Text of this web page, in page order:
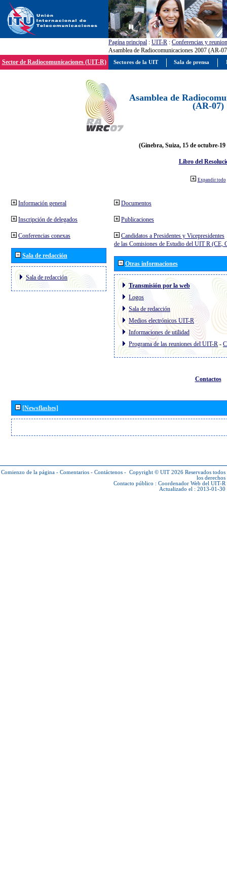
Pagína principal : UIT-R : Conferencias y
Asamblea de Radiocomunicaciones 2007 (AR-
Sector de Radiocomunicaciones (UIT-R)
Asamblea de
(AR-07)
(Ginebra, Suiza, 15 de octubre-19
Libro del
Expandir todo
Información general
Inscripción de delegados
Conferencias conexas
Sala de redacción
Sala de redacción
Documentos
Publicaciones
Candidatos a Presidentes y Vicepresidentes
de las Comisiones de Estudio del UIT R (CE,
Otras informaciones
Transmisión por la web
Logos
Sala de redacción
Medios electrónicos UIT-R
Informaciones de utilidad
Programa de las reuniones del UIT-R-
Contactos
[Newsflashes]
Comienzo de la página - Comentarios - Contáctenos - Copyright © UIT 2026 Reservados todos
los derechos
Contacto público : Coordenador Web del UIT-R
Actualizado el : 2013-01-30
Sectores de la UIT Sala de prensa